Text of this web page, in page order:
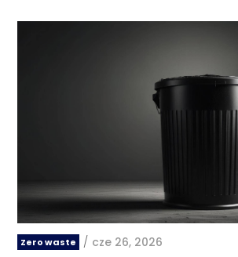
Zero waste / cze 26, 2026